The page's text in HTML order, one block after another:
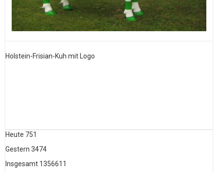
Holstein-Frisian-Kuh mit Logo
Heute 751
Gestern 3474
Insgesamt 1356611